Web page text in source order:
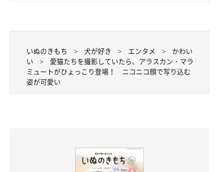
いぬのきもち 犬が好き エンタメ
かわい
い
愛猫たちを撮影していたら、アラスカン・マラ
ミュートがひょっこり登場！ ニコニコ顔で写り込む
姿が可愛い